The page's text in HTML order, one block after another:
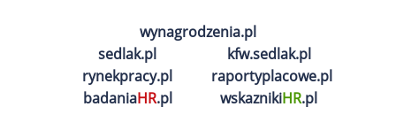
wynagrodzenia.pl
sedlak.pl
kfw.sedlak.pl
rynekpracy.pl
raportyplacowe.pl
badaniaHR.pl wskaznikiHR.pl